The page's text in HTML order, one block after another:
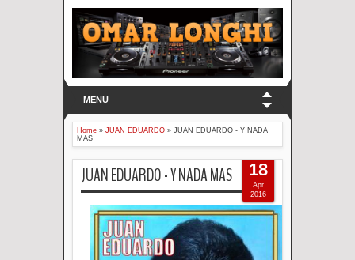
MENU
Home » JUAN EDUARDO » JUAN EDUARDO - Y NADA
MAS
JUAN EDUARDO - Y NADA MAS 18
Apr
2016